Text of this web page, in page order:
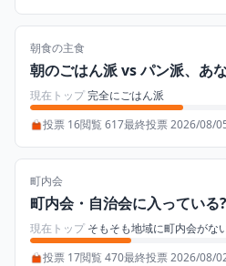
朝食の主食
朝のごはん派 vs パン派、あ
現在トップ完全にごはん派
投票 16閲覧 617最終投票 2026/08/
町内会
町内会・自治会に入っている?
現在トップ そもそも地域に町内会がな
投票 17閲覧 470最終投票 2026/08/